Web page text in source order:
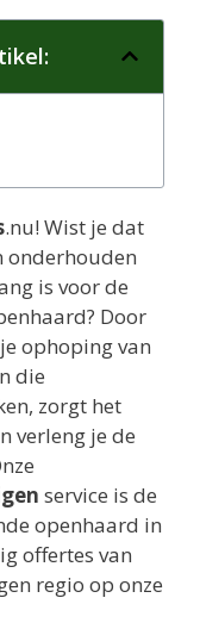
.nu! Wist je dat
onderhouden
is voor de
Door
ophoping van
die
zorgt het
verleng je de
service is de
openhaard in
offertes van
regio op onze